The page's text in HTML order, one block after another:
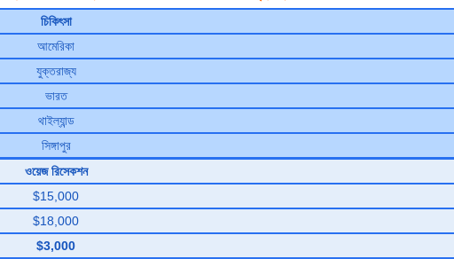
চিকিৎসা
আমেরিকা
যুক্তরাজ্য
ভারত
থাইল্যান্ড
সিঙ্গাপুর
ওয়েজ রিসেকশন
$15,000
$18,000
$3,000